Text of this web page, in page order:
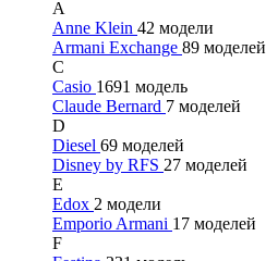
A
Anne Klein 42 модели
Armani Exchange 89 моделей
C
Casio 1691 модель
Claude Bernard 7 моделей
D
Diesel 69 моделей
Disney by RFS 27 моделей
E
Edox 2 модели
Emporio Armani 17 моделей
F